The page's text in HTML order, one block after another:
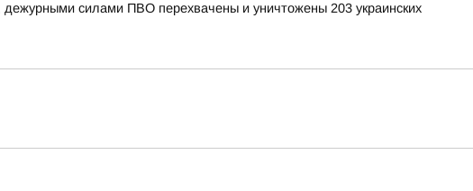
силами ПВО перехвачены и уничтожены 203 украинских